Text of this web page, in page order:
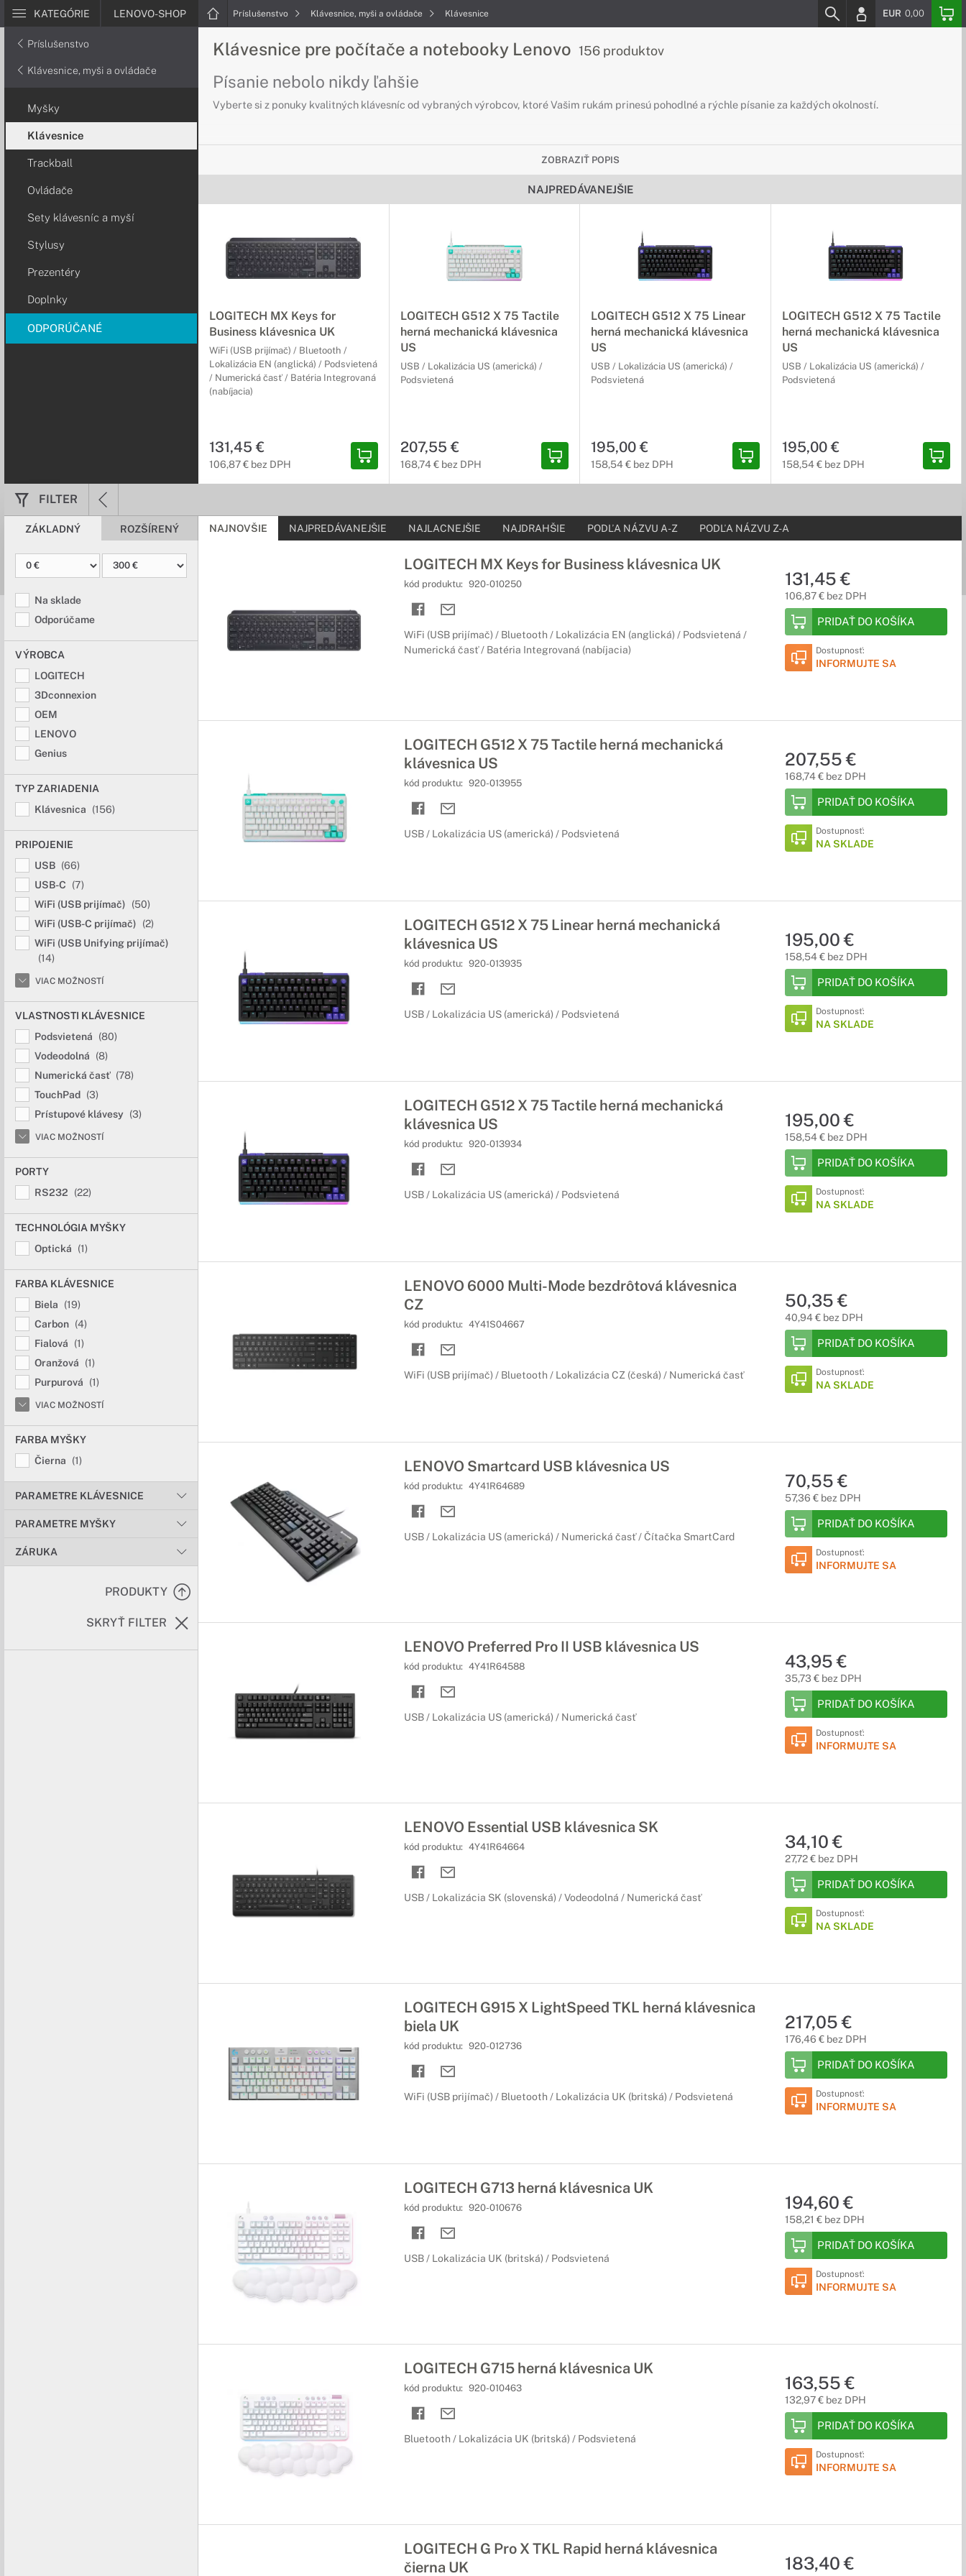
KATEGÓRIE LENOVO-SHOP Príslušenstvo Klávesnice, myši a ovládače Klávesnice EUR 0,00
Príslušenstvo
Klávesnice, myši a ovládače
Myšky
Klávesnice
Trackball
Ovládače
Sety klávesníc a myší
Stylusy
Prezentéry
Doplnky
ODPORÚČANÉ
Klávesnice pre počítače a notebooky Lenovo 156 produktov
Písanie nebolo nikdy ľahšie
Vyberte si z ponuky kvalitných klávesníc od vybraných výrobcov, ktoré Vašim rukám prinesú pohodlné a rýchle písanie za každých okolností.
ZOBRAZIŤ POPIS
NAJPREDÁVANEJŠIE
LOGITECH MX Keys for
Business klávesnica UK
WiFi (USB prijímač) / Bluetooth /
Lokalizácia EN (anglická) / Podsvietená
/ Numerická časť / Batéria Integrovaná
(nabíjacia)
131,45 €
106,87 € bez DPH
LOGITECH G512 X 75 Tactile
herná mechanická klávesnica
US
USB / Lokalizácia US (americká) /
Podsvietená
207,55 €
168,74 € bez DPH
LOGITECH G512 X 75 Linear
herná mechanická klávesnica
US
USB / Lokalizácia US (americká) /
Podsvietená
195,00 €
158,54 € bez DPH
LOGITECH G512 X 75 Tactile
herná mechanická klávesnica
US
USB / Lokalizácia US (americká) /
Podsvietená
195,00 €
158,54 € bez DPH
FILTER
ZÁKLADNÝ ROZŠÍRENÝ
Na sklade
Odporúčame
VÝROBCA
LOGITECH
3Dconnexion
OEM
LENOVO
Genius
TYP ZARIADENIA
Klávesnica
(156)
PRIPOJENIE
USB (66)
USB-C
(7)
WiFi (USB prijímač)
(50)
WiFi (USB-C prijímač)
(2)
WiFi (USB Unifying prijímač)
(14)
VIAC MOŽNOSTÍ
VLASTNOSTI KLÁVESNICE
Podsvietená
(80)
Vodeodolná
(8)
Numerická časť (78)
TouchPad (3)
Prístupové klávesy (3)
VIAC MOŽNOSTÍ
PORTY
RS232
(22)
TECHNOLÓGIA MYŠKY
Optická
(1)
FARBA KLÁVESNICE
Biela
(19)
Carbon (4)
Fialová
(1)
Oranžová
(1)
Purpurová
(1)
VIAC MOŽNOSTÍ
FARBA MYŠKY
Čierna
(1)
PARAMETRE KLÁVESNICE
PARAMETRE MYŠKY
ZÁRUKA
PRODUKTY
SKRYŤ FILTER
NAJNOVŠIE NAJPREDÁVANEJŠIE NAJLACNEJŠIE NAJDRAHŠIE PODĽA NÁZVU A-Z PODĽA NÁZVU Z-A
LOGITECH MX Keys for Business klávesnica UK
kód produktu: 920-010250
WiFi (USB prijímač) / Bluetooth / Lokalizácia EN (anglická) / Podsvietená /
Numerická časť / Batéria Integrovaná (nabíjacia)
131,45 €
106,87 € bez DPH
PRIDAŤ DO KOŠÍKA
Dostupnosť:
INFORMUJTE SA
LOGITECH G512 X 75 Tactile herná mechanická
klávesnica US
kód produktu: 920-013955
USB / Lokalizácia US (americká) / Podsvietená
207,55 €
168,74 € bez DPH
PRIDAŤ DO KOŠÍKA
Dostupnosť:
NA SKLADE
LOGITECH G512 X 75 Linear herná mechanická
klávesnica US
kód produktu: 920-013935
USB / Lokalizácia US (americká) / Podsvietená
195,00 €
158,54 € bez DPH
PRIDAŤ DO KOŠÍKA
Dostupnosť:
NA SKLADE
LOGITECH G512 X 75 Tactile herná mechanická
klávesnica US
kód produktu: 920-013934
USB / Lokalizácia US (americká) / Podsvietená
195,00 €
158,54 € bez DPH
PRIDAŤ DO KOŠÍKA
Dostupnosť:
NA SKLADE
LENOVO 6000 Multi-Mode bezdrôtová klávesnica
CZ
kód produktu: 4Y41S04667
WiFi (USB prijímač) / Bluetooth / Lokalizácia CZ (česká) / Numerická časť
50,35 €
40,94 € bez DPH
PRIDAŤ DO KOŠÍKA
Dostupnosť:
NA SKLADE
LENOVO Smartcard USB klávesnica US
kód produktu: 4Y41R64689
USB / Lokalizácia US (americká) / Numerická časť / Čítačka SmartCard
70,55 €
57,36 € bez DPH
PRIDAŤ DO KOŠÍKA
Dostupnosť:
INFORMUJTE SA
LENOVO Preferred Pro II USB klávesnica US
kód produktu: 4Y41R64588
USB / Lokalizácia US (americká) / Numerická časť
43,95 €
35,73 € bez DPH
PRIDAŤ DO KOŠÍKA
Dostupnosť:
INFORMUJTE SA
LENOVO Essential USB klávesnica SK
kód produktu: 4Y41R64664
USB / Lokalizácia SK (slovenská) / Vodeodolná / Numerická časť
34,10 €
27,72 € bez DPH
PRIDAŤ DO KOŠÍKA
Dostupnosť:
NA SKLADE
LOGITECH G915 X LightSpeed TKL herná klávesnica
biela UK
kód produktu: 920-012736
WiFi (USB prijímač) / Bluetooth / Lokalizácia UK (britská) / Podsvietená
217,05 €
176,46 € bez DPH
PRIDAŤ DO KOŠÍKA
Dostupnosť:
INFORMUJTE SA
LOGITECH G713 herná klávesnica UK
kód produktu: 920-010676
USB / Lokalizácia UK (britská) / Podsvietená
194,60 €
158,21 € bez DPH
PRIDAŤ DO KOŠÍKA
Dostupnosť:
INFORMUJTE SA
LOGITECH G715 herná klávesnica UK
kód produktu: 920-010463
Bluetooth / Lokalizácia UK (britská) / Podsvietená
163,55 €
132,97 € bez DPH
PRIDAŤ DO KOŠÍKA
Dostupnosť:
INFORMUJTE SA
LOGITECH G Pro X TKL Rapid herná klávesnica
čierna UK
183,40 €